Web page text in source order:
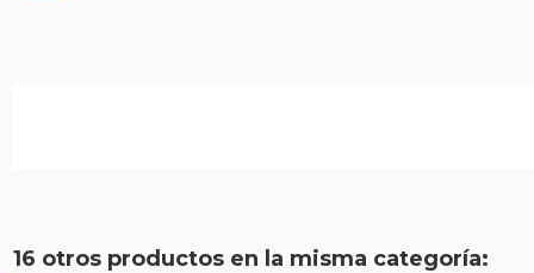
16 otros productos en la misma categoría: